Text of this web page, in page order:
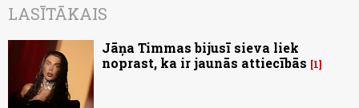
LASĪTĀKAIS
Jāņa Timmas bijusī sieva liek
noprast, ka ir jaunās attiecībās
1